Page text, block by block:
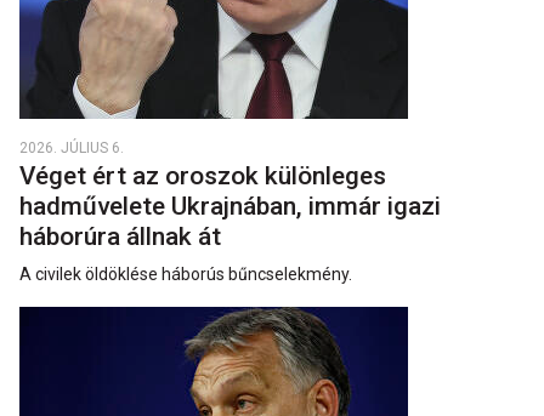
2026. JÚLIUS 6.
Véget ért az oroszok különleges
hadművelete Ukrajnában, immár igazi
háborúra állnak át
A civilek öldöklése háborús bűncselekmény.